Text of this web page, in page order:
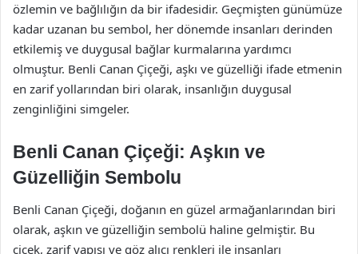
özlemin ve bağlılığın da bir ifadesidir. Geçmişten günümüze
kadar uzanan bu sembol, her dönemde insanları derinden
etkilemiş ve duygusal bağlar kurmalarına yardımcı
olmuştur. Benli Canan Çiçeği, aşkı ve güzelliği ifade etmenin
en zarif yollarından biri olarak, insanlığın duygusal
zenginliğini simgeler.
Benli Canan Çiçeği: Aşkın ve
Güzelliğin Sembolu
Benli Canan Çiçeği, doğanın en güzel armağanlarından biri
olarak, aşkın ve güzelliğin sembolü haline gelmiştir. Bu
çiçek, zarif yapısı ve göz alıcı renkleri ile insanları